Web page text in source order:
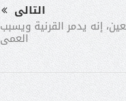
التالى
إنه يدمر القرنية ويسبب
العمى